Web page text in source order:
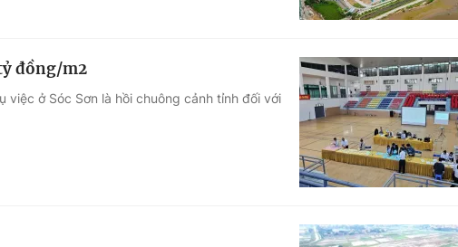
đồng/m2
ở Sóc Sơn là hồi chuông cảnh tỉnh đối với